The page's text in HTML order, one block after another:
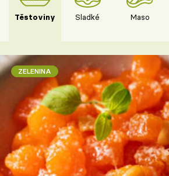
Těstoviny Sladké Maso
ZELENINA